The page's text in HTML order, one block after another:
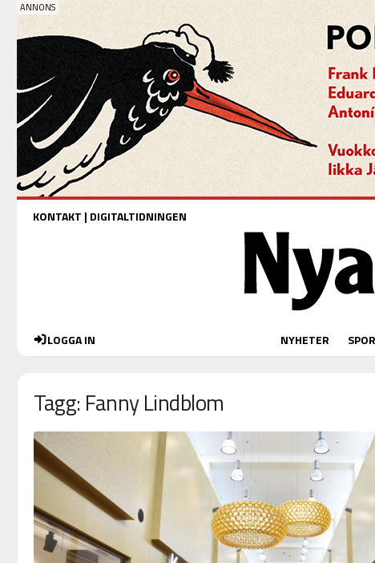
KONTAKT | DIGITALTIDNINGEN
LOGGA IN NYHETER
Tagg: Fanny Lindblom